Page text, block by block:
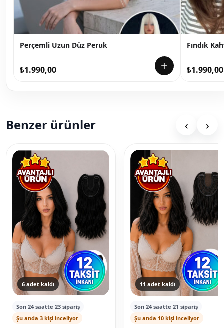
Perçemli Uzun Düz Peruk
₺1.990,00 +
Fındık
₺1.990,00
Benzer ürünler ‹ ›
6 adet kaldı
Son 24 saatte 23 sipariş
Şu anda 3 kişi inceliyor
11 adet kaldı
Son 24 saatte 21 sipariş
Şu anda 10 kişi inceliyor